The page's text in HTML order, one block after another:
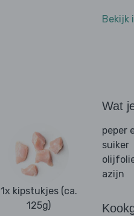
Bekijk
1x kipstukjes (ca.
125g)
Wat
peper
suiker
azijn